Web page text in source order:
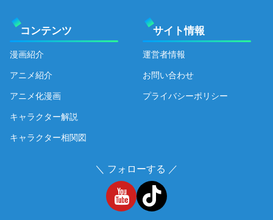
コンテンツ
漫画紹介
アニメ紹介
アニメ化漫画
キャラクター解説
キャラクター相関図
サイト情報
運営者情報
お問い合わせ
プライバシーポリシー
＼ フォローする ／